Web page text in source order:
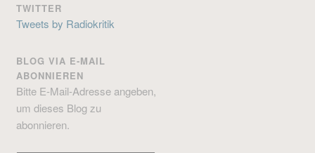
TWITTER
Tweets by Radiokritik
BLOG VIA E-MAIL
ABONNIEREN
Bitte E-Mail-Adresse angeben,
um dieses Blog zu
abonnieren.